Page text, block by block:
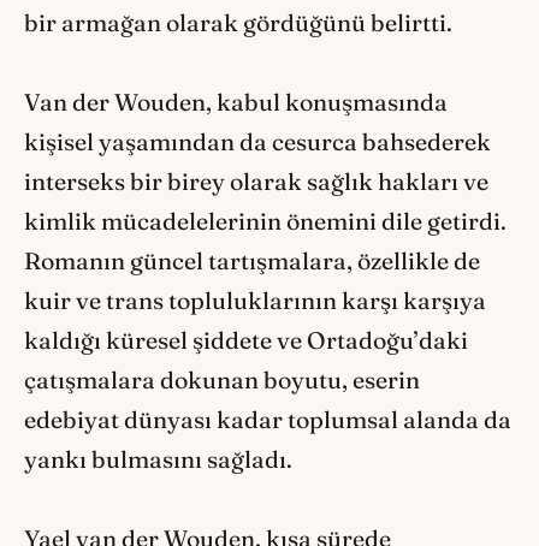
bir armağan olarak gördüğünü belirtti.
Van der Wouden, kabul konuşmasında
kişisel yaşamından da cesurca bahsederek
interseks bir birey olarak sağlık hakları ve
kimlik mücadelelerinin önemini dile getirdi.
Romanın güncel tartışmalara, özellikle de
kuir ve trans topluluklarının karşı karşıya
kaldığı küresel şiddete ve Ortadoğu’daki
çatışmalara dokunan boyutu, eserin
edebiyat dünyası kadar toplumsal alanda da
yankı bulmasını sağladı.
Yael van der Wouden, kısa sürede